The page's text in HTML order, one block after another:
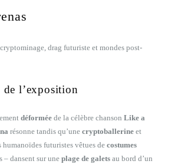
drag futuriste et mondes post-
l’exposition
déformée de la célèbre chanson Like a
résonne tandis qu’une cryptoballerine et
humanoïdes futuristes vêtues de costumes
– dansent sur une plage de galets au bord d’un